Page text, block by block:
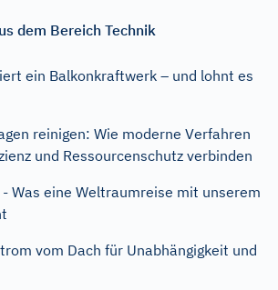
dem Bereich Technik
ein Balkonkraftwerk – und lohnt es
reinigen: Wie moderne Verfahren
und Ressourcenschutz verbinden
Was eine Weltraumreise mit unserem
vom Dach für Unabhängigkeit und